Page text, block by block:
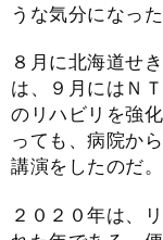
うな気分になっ
８月に北海道せ
は、９月にはＮ
のリハビリを強
っても、病院か
講演をしたのだ。
２０２０年は、